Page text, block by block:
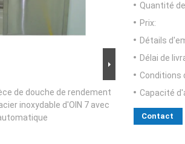
de douche de rendement
inoxydable d'OIN 7 avec
Quantité
Prix:
Détails
Délai de
Conditions
Capacité
Contact